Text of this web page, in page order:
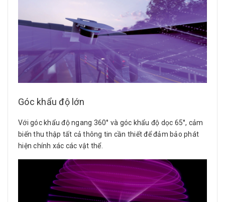
Góc khẩu độ lớn
Với góc khẩu độ ngang 360° và góc khẩu độ dọc 65°, cảm
biến thu thập tất cả thông tin cần thiết để đảm bảo phát
hiện chính xác các vật thể.